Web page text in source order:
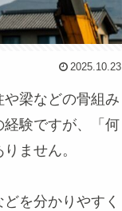
2025.10.23
梁などの骨組み
験ですが、「何
ません。
を分かりやすく